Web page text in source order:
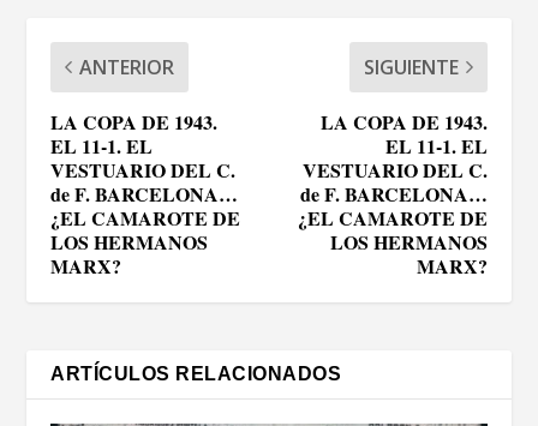
ANTERIOR
LA COPA DE 1943.
EL 11-1. EL
VESTUARIO DEL C.
de F. BARCELONA…
¿EL CAMAROTE DE
LOS HERMANOS
MARX?
SIGUIENTE
LA COPA DE 1943.
EL 11-1. EL
VESTUARIO DEL C.
de F. BARCELONA…
¿EL CAMAROTE DE
LOS HERMANOS
MARX?
ARTÍCULOS RELACIONADOS